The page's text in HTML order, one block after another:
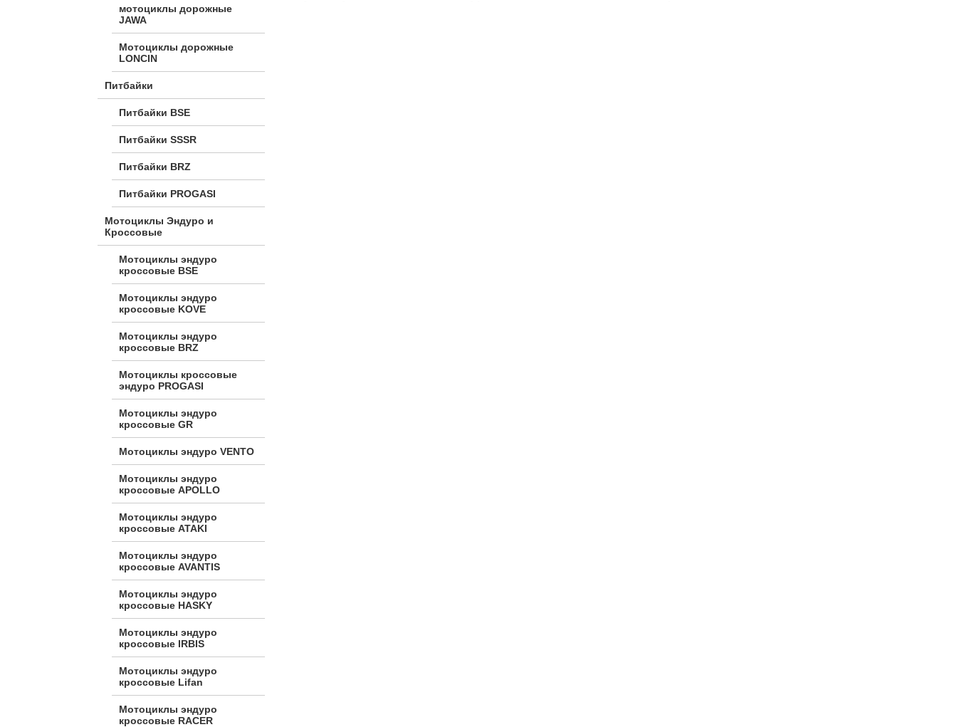
мотоциклы дорожные
JAWA
Мотоциклы дорожные
LONCIN
Питбайки
Питбайки BSE
Питбайки SSSR
Питбайки BRZ
Питбайки PROGASI
Мотоциклы Эндуро и
Кроссовые
Мотоциклы эндуро
кроссовые BSE
Мотоциклы эндуро
кроссовые KOVE
Мотоциклы эндуро
кроссовые BRZ
Мотоциклы кроссовые
эндуро PROGASI
Мотоциклы эндуро
кроссовые GR
Мотоциклы эндуро VENTO
Мотоциклы эндуро
кроссовые APOLLO
Мотоциклы эндуро
кроссовые ATAKI
Мотоциклы эндуро
кроссовые AVANTIS
Мотоциклы эндуро
кроссовые HASKY
Мотоциклы эндуро
кроссовые IRBIS
Мотоциклы эндуро
кроссовые Lifan
Мотоциклы эндуро
кроссовые RACER